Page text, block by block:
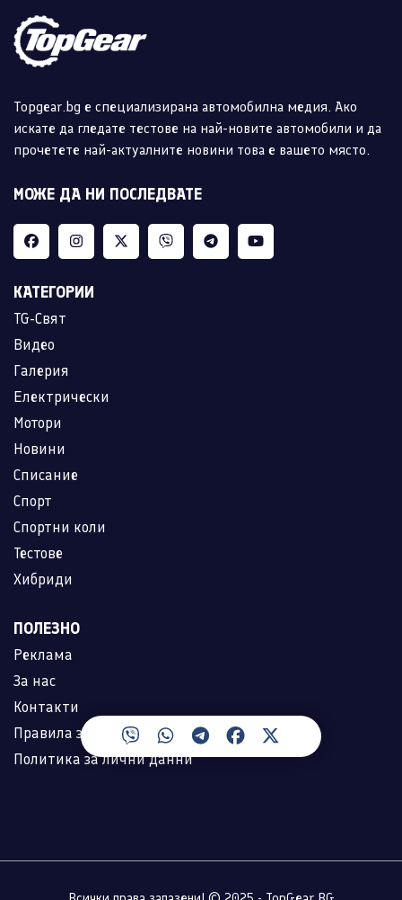
Topgear.bg е специализирана автомобилна медия. Ако
искате да гледате тестове на най-новите автомобили и да
прочетете най-актуалните новини това е вашето място.
МОЖЕ ДА НИ ПОСЛЕДВАТЕ
КАТЕГОРИИ
TG-Свят
Видео
Галерия
Електрически
Мотори
Новини
Списание
Спорт
Спортни коли
Тестове
Хибриди
ПОЛЕЗНО
Реклама
За нас
Контакти
Правила за ползване
Политика за лични данни